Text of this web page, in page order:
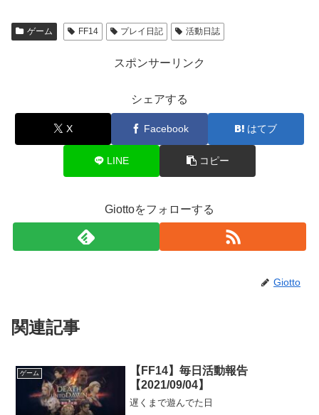
ゲーム FF14 プレイ日記 活動日誌
スポンサーリンク
シェアする
X Facebook はてブ
LINE コピー
Giottoをフォローする
Giotto
関連記事
ゲーム
【FF14】毎日活動報告
【2021/09/04】
遅くまで遊んでた日